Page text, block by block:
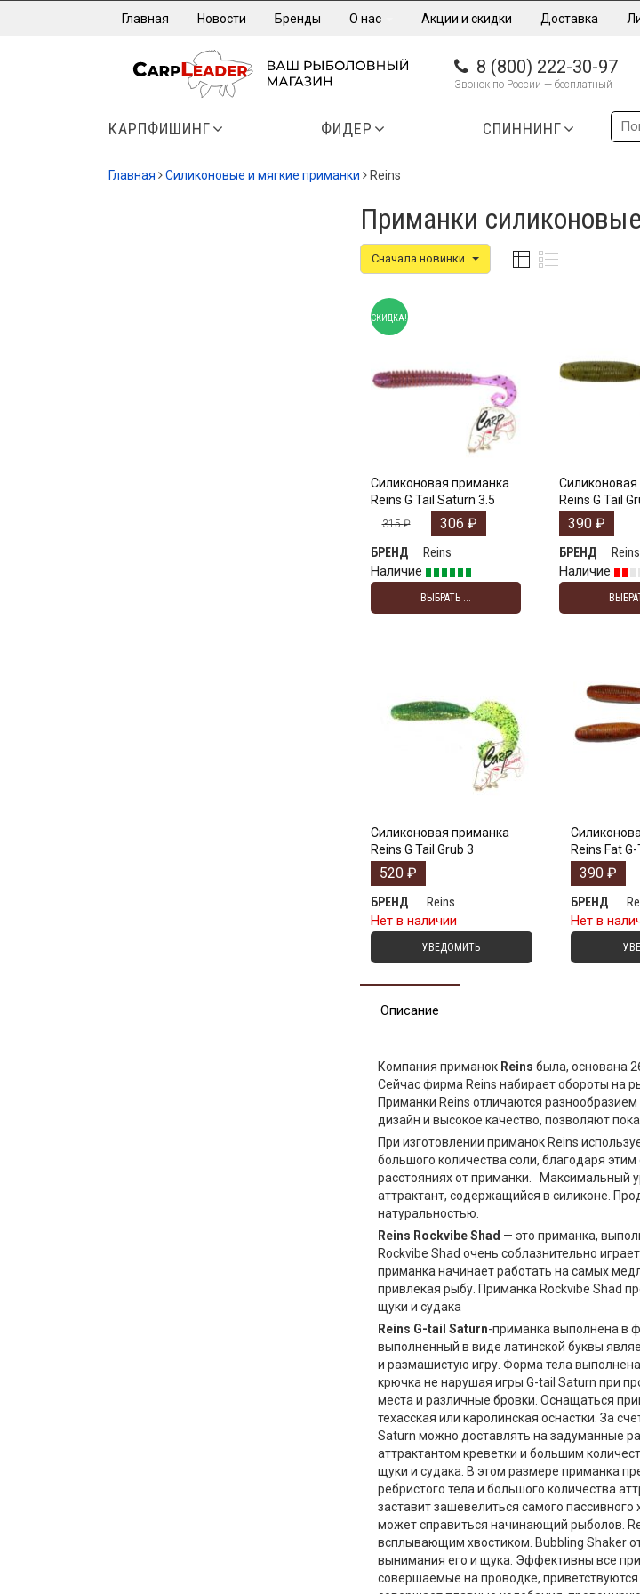
Главная Новости Бренды О нас Акции и скидки Доставка
8 (800) 222-30-97
Звонок по России — бесплатный
КАРПФИШИНГ ФИДЕР СПИННИНГ
Главная Силиконовые и мягкие приманки Reins
Приманки
Сначала новинки
Силиконовая приманка
Reins G Tail Saturn 3.5
315₽ 306 ₽
БРЕНД
Reins
Наличие
ВЫБРАТЬ ...
СКИДКА!
Reins G Tail
390 ₽
БРЕНД
Reins
Наличие
Силиконовая приманка
Reins G Tail Grub 3
520 ₽
БРЕНД
Reins
Нет в наличии
УВЕДОМИТЬ
Reins Fat
390 ₽
БРЕНД
Нет в
Описание
Компания приманок Reins была, основана
Сейчас фирма Reins набирает обороты на
Приманки Reins отличаются
дизайн и высокое качество, позволяют
При изготовлении приманок Reins
большого количества соли, благодаря
расстояниях от приманки. Максимальный
аттрактант, содержащийся в силиконе.
натуральностью.
Reins Rockvibe Shad — это приманка,
Rockvibe Shad очень соблазнительно
приманка начинает работать на самых
привлекая рыбу. Приманка Rockvibe Shad
щуки и судака
Reins G-tail Saturn-приманка выполнена в
выполненный в виде латинской буквы
и размашистую игру. Форма тела
крючка не нарушая игры G-tail Saturn при
места и различные бровки. Оснащаться
техасская или каролинская оснастки. За
Saturn можно доставлять на задуманные
аттрактантом креветки и большим
щуки и судака. В этом размере приманка
ребристого тела и большого количества
заставит зашевелиться самого
может справиться начинающий рыболов.
всплывающим хвостиком. Bubbling Shaker
вынимания его и щука. Эффективны все
совершаемые на проводке,